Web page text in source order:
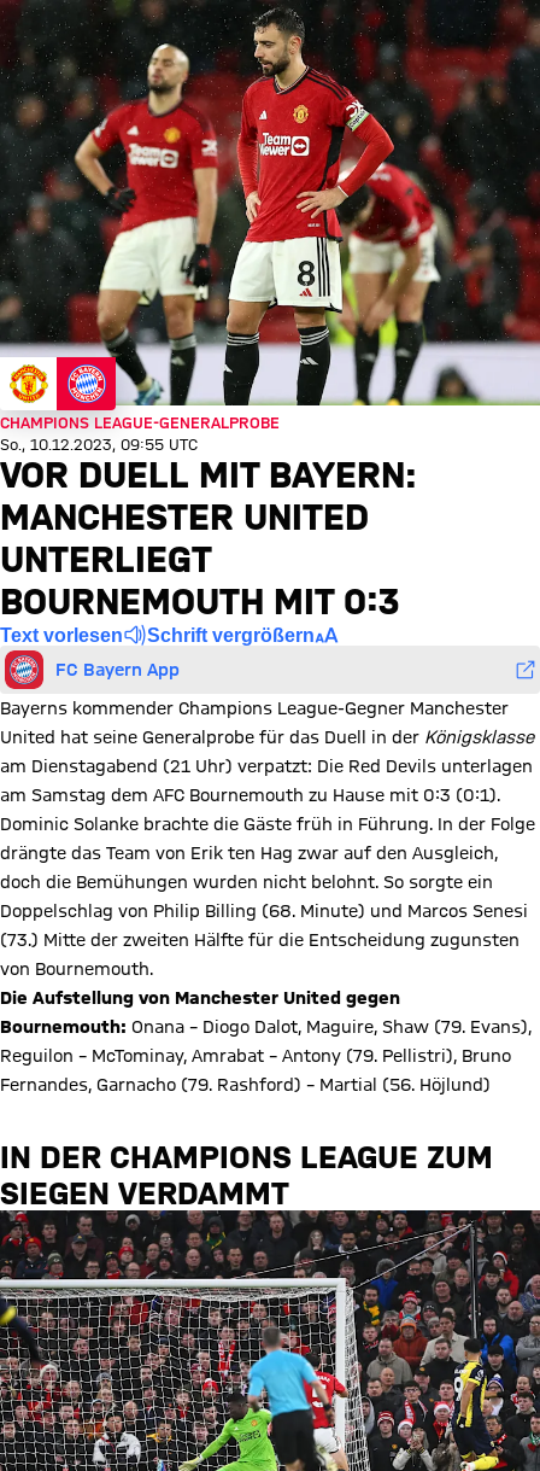
CHAMPIONS LEAGUE-GENERALPROBE
So., 10.12.2023, 09:55 UTC
VOR DUELL MIT BAYERN:
MANCHESTER UNITED
UNTERLIEGT
BOURNEMOUTH MIT 0:3
Text vorlesen Schrift vergrößern
FC Bayern App
Bayerns kommender Champions League-Gegner Manchester
United hat seine Generalprobe für das Duell in der Königsklasse
am Dienstagabend (21 Uhr) verpatzt: Die Red Devils unterlagen
am Samstag dem AFC Bournemouth zu Hause mit 0:3 (0:1).
Dominic Solanke brachte die Gäste früh in Führung. In der Folge
drängte das Team von Erik ten Hag zwar auf den Ausgleich,
doch die Bemühungen wurden nicht belohnt. So sorgte ein
Doppelschlag von Philip Billing (68. Minute) und Marcos Senesi
(73.) Mitte der zweiten Hälfte für die Entscheidung zugunsten
von Bournemouth.
Die Aufstellung von Manchester United gegen
Bournemouth: Onana – Diogo Dalot, Maguire, Shaw (79. Evans),
Reguilon – McTominay, Amrabat – Antony (79. Pellistri), Bruno
Fernandes, Garnacho (79. Rashford) – Martial (56. Höjlund)
IN DER CHAMPIONS LEAGUE ZUM
SIEGEN VERDAMMT